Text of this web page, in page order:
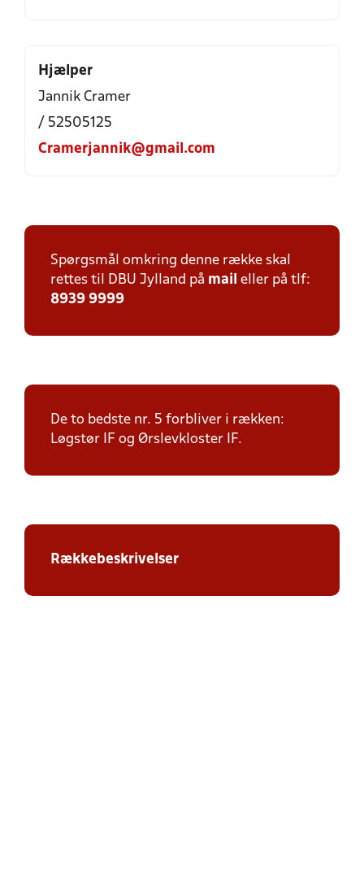
Hjælper
Jannik Cramer
/ 52505125
Cramerjannik@gmail.com
Spørgsmål omkring denne række skal
rettes til DBU Jylland på mail eller på tlf:
8939 9999
De to bedste nr. 5 forbliver i rækken:
Løgstør IF og Ørslevkloster IF.
Rækkebeskrivelser